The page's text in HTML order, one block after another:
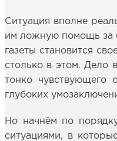
Ситуация вполне
им ложную помощь за
газеты становится
столько в этом. Дело
тонко чувствующего
глубоких
Но начнём по
ситуациями, в